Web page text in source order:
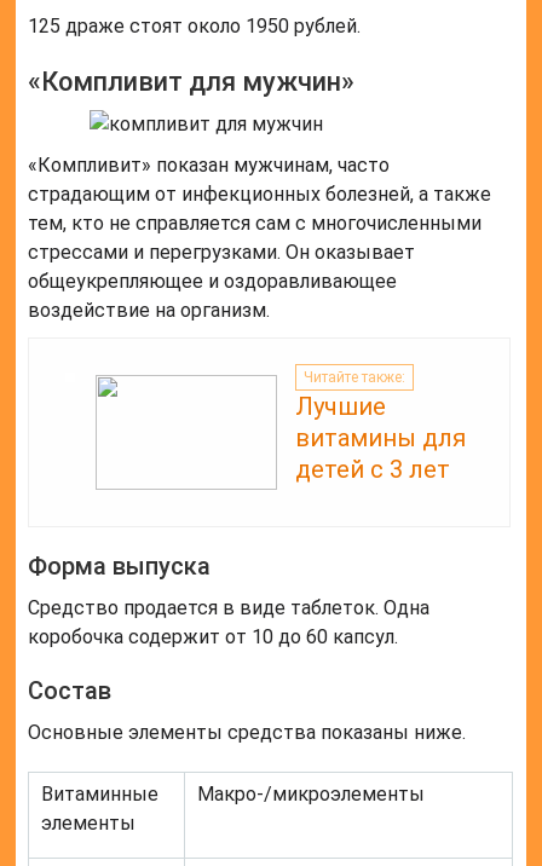
125 драже стоят около 1950 рублей.
«Компливит для мужчин»
«Компливит» показан мужчинам, часто
страдающим от инфекционных болезней, а также
тем, кто не справляется сам с многочисленными
стрессами и перегрузками. Он оказывает
общеукрепляющее и оздоравливающее
воздействие на организм.
Читайте также:
Лучшие
витамины для
детей с 3 лет
Форма выпуска
Средство продается в виде таблеток. Одна
коробочка содержит от 10 до 60 капсул.
Состав
Основные элементы средства показаны ниже.
Витаминные
элементы
Макро-/микроэлементы